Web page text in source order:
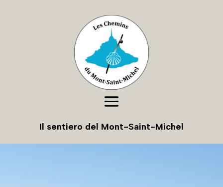
Il sentiero del Mont-Saint-Michel